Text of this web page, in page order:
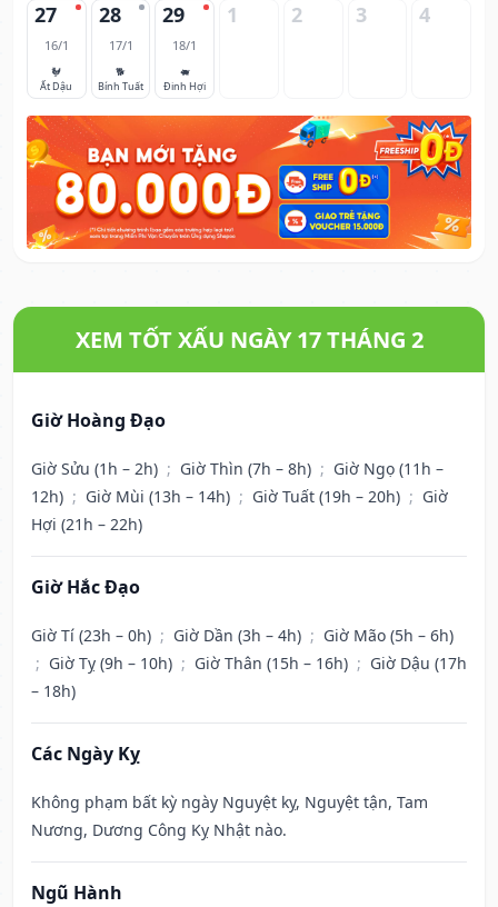
27
16/1
🐓
Ất Dậu
28
17/1
🐕
Bính Tuất
29
18/1
🐖
Đinh Hợi
1 2 3 4
XEM TỐT XẤU NGÀY 17 THÁNG 2
Giờ Hoàng Đạo
Giờ Sửu (1h – 2h) ; Giờ Thìn (7h – 8h) ; Giờ Ngọ (11h –
12h) ; Giờ Mùi (13h – 14h) ; Giờ Tuất (19h – 20h) ; Giờ
Hợi (21h – 22h)
Giờ Hắc Đạo
Giờ Tí (23h – 0h) ; Giờ Dần (3h – 4h) ; Giờ Mão (5h – 6h)
; Giờ Tỵ (9h – 10h) ; Giờ Thân (15h – 16h) ; Giờ Dậu (17h
– 18h)
Các Ngày Kỵ
Không phạm bất kỳ ngày Nguyệt kỵ, Nguyệt tận, Tam
Nương, Dương Công Kỵ Nhật nào.
Ngũ Hành